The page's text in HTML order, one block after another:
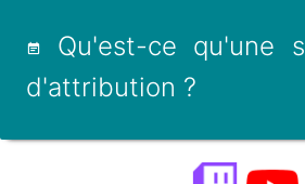
Qu'est-ce qu'une
d'attribution ?